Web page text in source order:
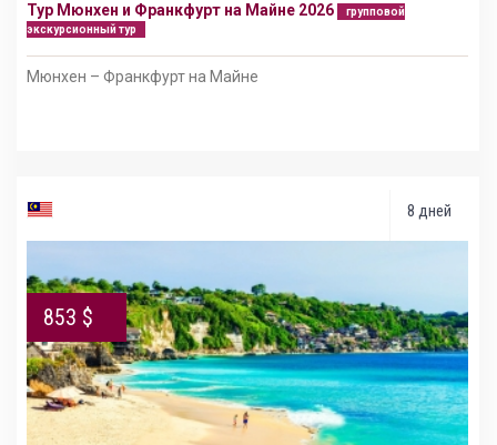
Тур Мюнхен и Франкфурт на Майне 2026
групповой
экскурсионный тур
Мюнхен – Франкфурт на Майне
8 дней
853 $